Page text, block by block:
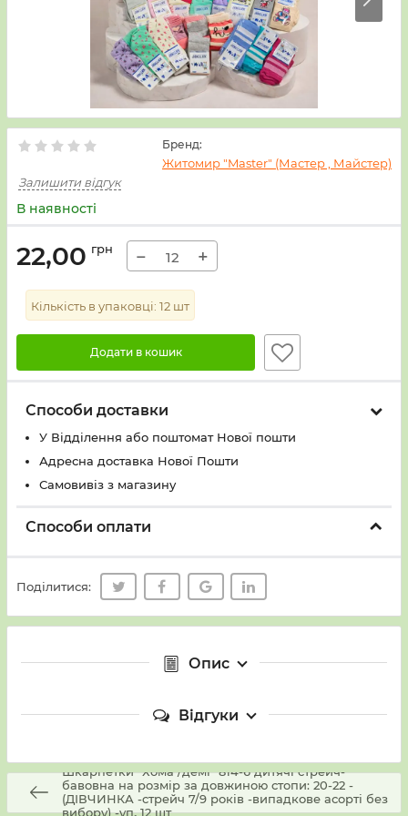
Бренд:
Житомир "Master" (Мастер , Майстер)
Залишити відгук
В наявності
22,00 грн − +
Кількість в упаковці: 12 шт
Додати в кошик
Способи доставки
У Вiддiлення або поштомат Нової пошти
Адресна доставка Нової Пошти
Самовивіз з магазину
Способи оплати
Поділитися:
Опис
Відгуки
Шкарпетки "Хома /демі" 814-6 дитячі стрейч-
бавовна на розмір за довжиною стопи: 20-22 -
(ДІВЧИНКА -стрейч 7/9 років -випадкове асорті без
вибору) -уп. 12 шт